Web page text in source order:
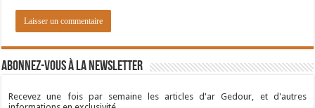
Abonnez-vous à la newsletter
Recevez une fois par semaine les articles d'ar Gedour, et d'autres